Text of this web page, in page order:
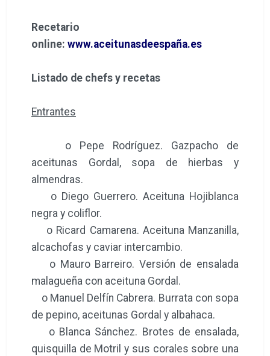
Recetario
online: www.aceitunasdeespaña.es
Listado de chefs y recetas
Entrantes
o Pepe Rodríguez. Gazpacho de
aceitunas Gordal, sopa de hierbas y
almendras.
o Diego Guerrero. Aceituna Hojiblanca
negra y coliflor.
o Ricard Camarena. Aceituna Manzanilla,
alcachofas y caviar intercambio.
o Mauro Barreiro. Versión de ensalada
malagueña con aceituna Gordal.
o Manuel Delfín Cabrera. Burrata con sopa
de pepino, aceitunas Gordal y albahaca.
o Blanca Sánchez. Brotes de ensalada,
quisquilla de Motril y sus corales sobre una